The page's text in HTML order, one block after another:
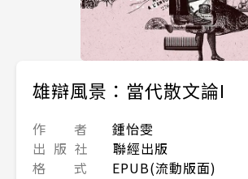
雄辯風景：當代散文論I
作 者
鍾怡雯
出 版 社
聯經出版
格 式
EPUB(流動版面)